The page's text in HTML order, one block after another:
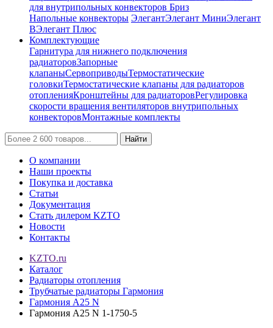
для внутрипольных конвекторов Бриз
Напольные конвекторы ЭлегантЭлегант МиниЭлегант
ВЭлегант Плюс
Комплектующие
Гарнитура для нижнего подключения
радиаторовЗапорные
клапаныСервоприводыТермостатические
головкиТермостатические клапаны для радиаторов
отопленияКронштейны для радиаторовРегулировка
скорости вращения вентиляторов внутрипольных
конвекторовМонтажные комплекты
Найти
О компании
Наши проекты
Покупка и доставка
Статьи
Документация
Стать дилером KZTO
Новости
Контакты
KZTO.ru
Каталог
Радиаторы отопления
Трубчатые радиаторы Гармония
Гармония А25 N
Гармония А25 N 1-1750-5